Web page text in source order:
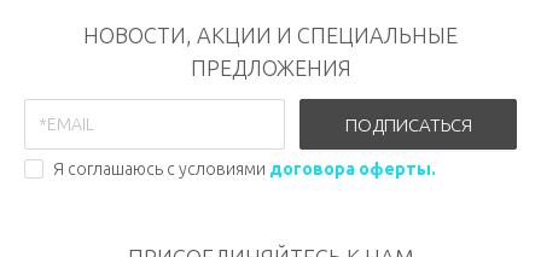
НОВОСТИ, АКЦИИ И СПЕЦИАЛЬНЫЕ
ПРЕДЛОЖЕНИЯ
ПОДПИСАТЬСЯ
Я соглашаюсь с условиями договора оферты.